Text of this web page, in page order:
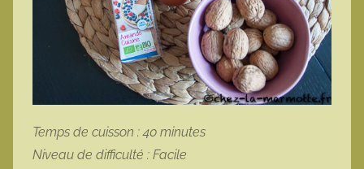
Temps de cuisson : 40 minutes
Niveau de difficulté : Facile